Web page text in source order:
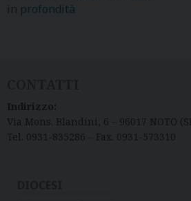
in profondità
Indirizzo:
Via Mons. Blandini, 6 – 96017 NOTO
Tel. 0931-835286 – Fax. 0931-573310